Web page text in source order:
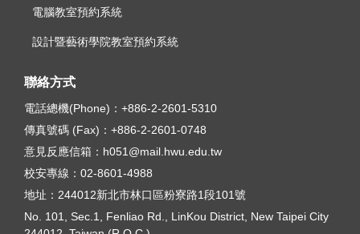
電腦教室預約系統
設計暨藝術學院教室預約系統
聯絡方式
電話總機(Phone)： +886-2-2601-5310
傳真號碼 (Fax)： +886-2-2601-0748
意見反應信箱： h051@mail.hwu.edu.tw
校安專線： 02-8601-4988
地址： 244012新北市林口區粉寮路1段101號
No. 101, Sec.1, Fenliao Rd., LinKou District, New Taipei City